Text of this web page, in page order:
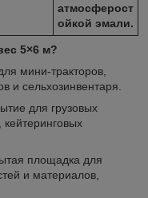
атмосферост
ойкой эмали.
5×6 м?
мини-тракторов,
и сельхозинвентаря.
для грузовых
кейтеринговых
площадка для
и материалов,